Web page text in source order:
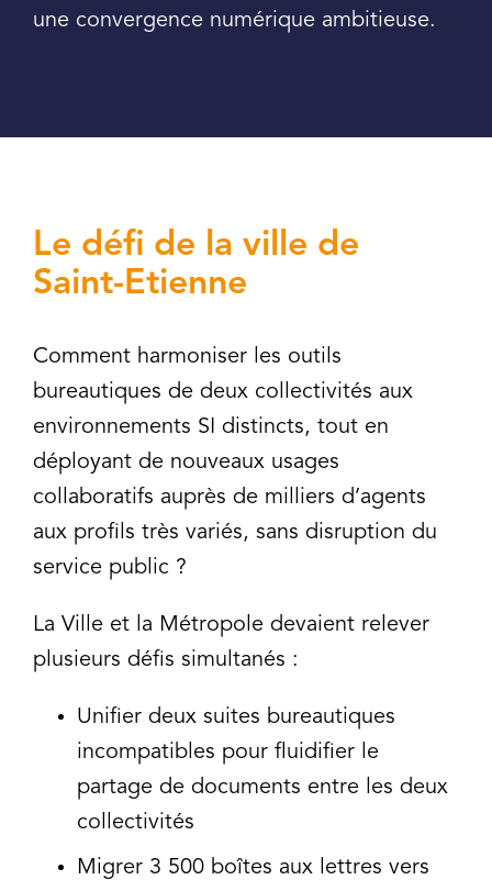
une convergence numérique ambitieuse.
Le défi de la ville de
Saint-Etienne
Comment harmoniser les outils
bureautiques de deux collectivités aux
environnements SI distincts, tout en
déployant de nouveaux usages
collaboratifs auprès de milliers d’agents
aux profils très variés, sans disruption du
service public ?
La Ville et la Métropole devaient relever
plusieurs défis simultanés :
Unifier deux suites bureautiques
incompatibles pour fluidifier le
partage de documents entre les deux
collectivités
Migrer 3 500 boîtes aux lettres vers